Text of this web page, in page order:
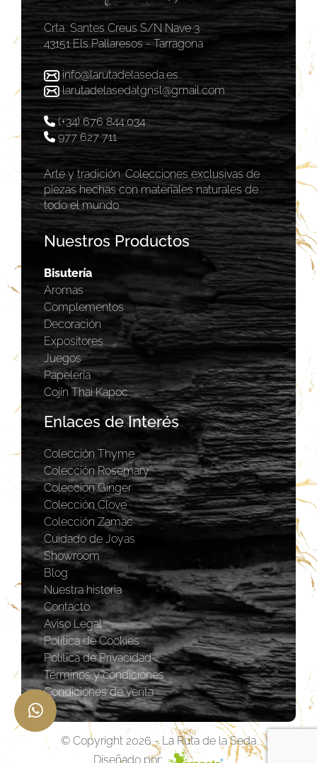
Crta, Santes Creus S/N Nave 3
43151 Els Pallaresos - Tarragona
info@larutadelaseda.es
larutadelasedatgnsl@gmail.com
(+34) 676 844 034
977 627 711
Arte y tradición. Colecciones exclusivas de
piezas hechas con materiales naturales de
todo el mundo.
Nuestros Productos
Bisutería
Aromas
Complementos
Decoración
Expositores
Juegos
Papelería
Cojín Thai Kapoc
Enlaces de Interés
Colección Thyme
Colección Rosemary
Coleccion Ginger
Colección Clove
Colección Zamac
Cuidado de Joyas
Showroom
Blog
Nuestra historia
Contacto
Aviso Legal
Política de Cookies
Política de Privacidad
Términos y condiciones
Condiciones de venta
© Copyright 2026 - La Ruta de la Seda
Diseñado por: